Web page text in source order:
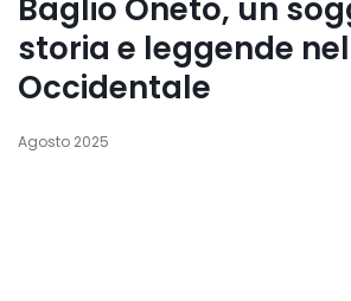
Baglio Oneto, un
storia e leggende
Occidentale
Agosto 2025